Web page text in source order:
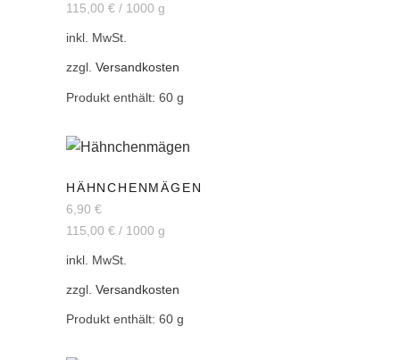
115,00 € / 1000 g
inkl. MwSt.
zzgl. Versandkosten
Produkt enthält: 60 g
HÄHNCHENMÄGEN
6,90 €
115,00 € / 1000 g
inkl. MwSt.
zzgl. Versandkosten
Produkt enthält: 60 g